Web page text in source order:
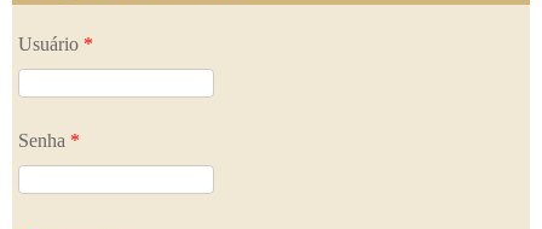
Usuário *
Senha *